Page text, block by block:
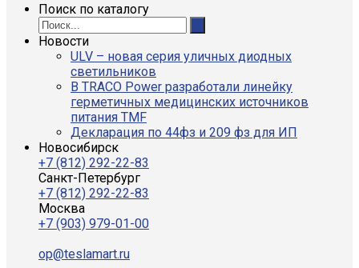
Поиск по каталогу
Новости
ULV – новая серия уличных диодных
светильников
В TRACO Power разработали линейку
герметичных медицинских источников
питания TMF
Декларация по 44фз и 209 фз для ИП
Новосибирск
+7 (812) 292-22-83
Санкт-Петербург
+7 (812) 292-22-83
Москва
+7 (903) 979-01-00
op@teslamart.ru